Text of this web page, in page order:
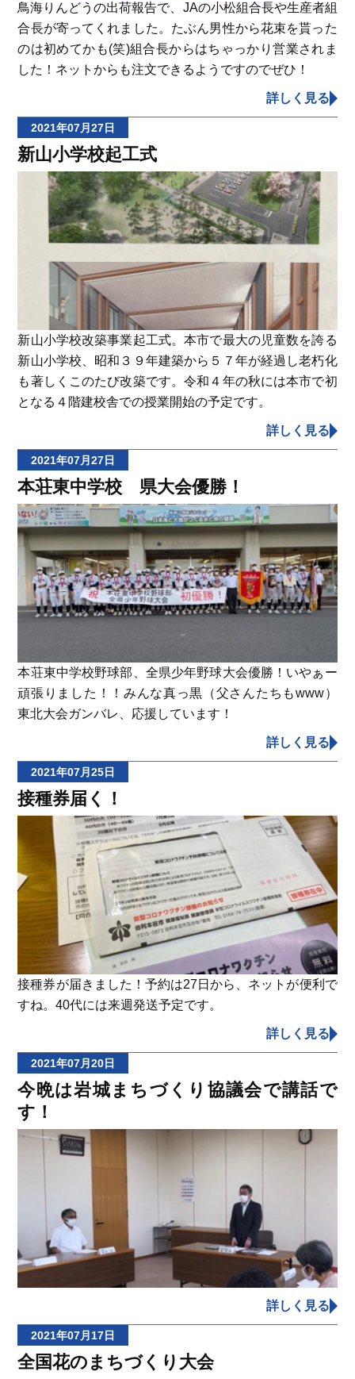
鳥海りんどうの出荷報告で、JAの小松組合長や生産者組
合長が寄ってくれました。たぶん男性から花束を貰った
のは初めてかも(笑)組合長からはちゃっかり営業されま
した！ネットからも注文できるようですのでぜひ！
詳しく見る
2021年07月27日
新山小学校起工式
新山小学校改築事業起工式。本市で最大の児童数を誇る
新山小学校、昭和３９年建築から５７年が経過し老朽化
も著しくこのたび改築です。令和４年の秋には本市で初
となる４階建校舎での授業開始の予定です。
詳しく見る
2021年07月27日
本荘東中学校 県大会優勝！
本荘東中学校野球部、全県少年野球大会優勝！いやぁー
頑張りました！！みんな真っ黒（父さんたちもwww）
東北大会ガンバレ、応援しています！
詳しく見る
2021年07月25日
接種券届く！
接種券が届きました！予約は27日から、ネットが便利で
すね。40代には来週発送予定です。
詳しく見る
2021年07月20日
今晩は岩城まちづくり協議会で講話で
す！
詳しく見る
2021年07月17日
全国花のまちづくり大会